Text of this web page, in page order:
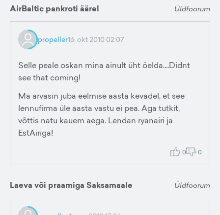
AirBaltic pankroti äärel Üldfoorum
propeller16. okt 2010 02:07
Selle peale oskan mina ainult üht öelda....Didnt
see that coming!
Ma arvasin juba eelmise aasta kevadel, et see
lennufirma üle aasta vastu ei pea. Aga tutkit,
võttis natu kauem aega. Lendan ryanairi ja
EstAiriga!
0 0
Laeva või praamiga Saksamaale Üldfoorum